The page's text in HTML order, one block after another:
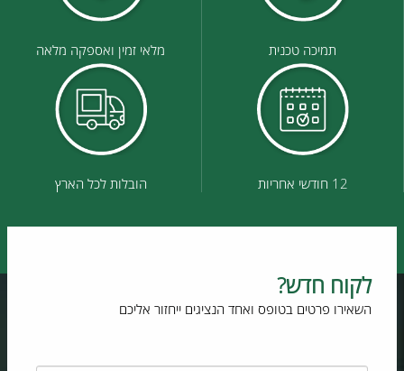
תמיכה טכנית מלאי זמין ואספקה מלאה
12 חודשי אחריות הובלות לכל הארץ
לקוח חדש?
השאירו פרטים בטופס ואחד הנציגים ייחזור אליכם